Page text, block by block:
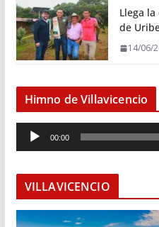
Llega
de
14/06/
Himno de Villavicencio
e
o
d
00:00
VILLAVICENCIO